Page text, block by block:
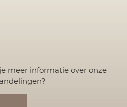
meer informatie over onze